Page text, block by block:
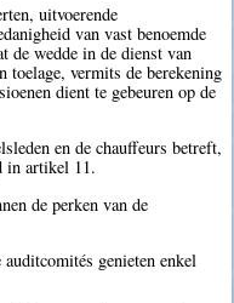
uitvoerende
van vast benoemde
de wedde in de dienst van
toelage, vermits de berekening
dient te gebeuren op de
en de chauffeurs betreft,
in artikel 11.
de perken van de
auditcomités genieten enkel